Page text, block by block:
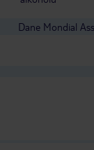
Dane Mondial